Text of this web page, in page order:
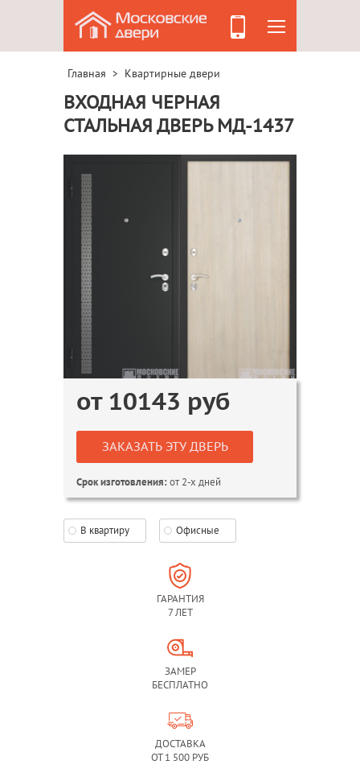
Главная > Квартирные двери
ВХОДНАЯ ЧЕРНАЯ
СТАЛЬНАЯ ДВЕРЬ МД-1437
от 10143 руб
ЗАКАЗАТЬ ЭТУ ДВЕРЬ
Срок изготовления:от 2-х дней
В квартиру Офисные
ГАРАНТИЯ
7 ЛЕТ
ЗАМЕР
БЕСПЛАТНО
ДОСТАВКА
ОТ 1 500 РУБ